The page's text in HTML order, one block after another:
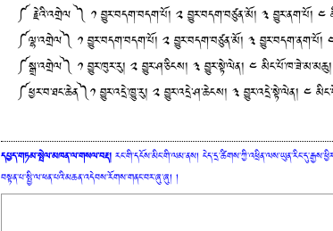
༼ རྗེའི་འགྲེལ ༽ ༡ བྱུར་བདག་བདག་པོ། ༢ བྱུར་བདག་བཙུན་མོ། ༣ བྱུར་ནག་པོ། ༤
༼ལྷ་འགྲེལ༽ ༡ བྱུར་བདག་བདག་པོ། ༢ བྱུར་བདག་བཙུན་མོ། ༣ བྱུར་བདག་ནག་པོ། ༤
༼སྒྲ་འགྲེལ༽ ༡ བྱུར་ཁུར་རུ། ༢ བྱུར་ཤ་ཅིངས། ༣ བྱུར་སྟེ་ལེན། ༤ མིང་པོ་ཁ་ཟེ་མ་མཆུ།
༼ཕྱར་བ་ཐང་ཆེན༽༡ བྱུར་འདྲེ་ཁྱུ་རུ། ༢ བྱུར་འདྲེ་ཤ་ཆེངས། ༣ བྱུར་འདྲེ་སྟེ་ལེན། ༤
དཔྱད་གཏམ་སྤེལ་མཁན་ལ་གསལ་བརྡ།རང་གི་དངོས་མིང་གི་ལམ་ནས།
བསྟན་པ་སྤྱི་ལ་ཕན་པའི་མཆན་འདེབས་རོགས་གནང་བར་ཞུ་ཞུ། །